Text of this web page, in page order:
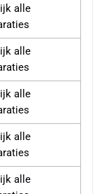
alle
alle
alle
alle
alle